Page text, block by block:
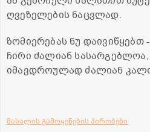
ღვეზელების ნაცვლად.
ზომიერებას ნუ
ჩირი ძალიან სასარგებლოა,
იმავდროულად ძალიან
მასალის გამოყენების პირობები